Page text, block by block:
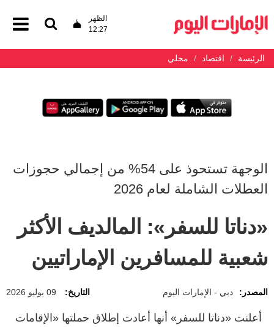
الظهر
12:27
الرئيسة اقتصاد محلي
الوجهة تستحوذ على 54% من إجمالي حجوزات
العطلات الشاملة لعام 2026
«دناتا للسفر»: المالديف الأكثر
شعبية للمسافرين الإماراتيين
المصدر: دبي - الإمارات اليوم التاريخ: 09 يوليو 2026
أعلنت «دناتا للسفر» أنها أعادت إطلاق حملتها «الإقامات